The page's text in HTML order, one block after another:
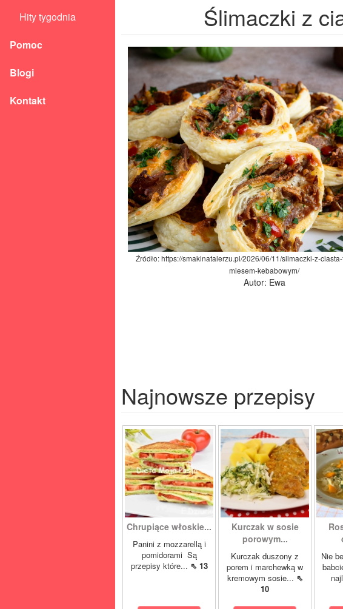
Hity tygodnia
Pomoc
Blogi
Kontakt
Ślimaczki z
Źródło: https://smakinatalerzu.pl/2026/06/11/slimaczki-z-
miesem-kebabowym/
Autor: Ewa
Najnowsze przepisy
Chrupiące włoskie...
Panini z mozzarellą i
pomidorami Są
przepisy które... ⇖ 13
Kurczak w sosie
porowym...
Kurczak duszony z
porem i marchewką w
kremowym sosie... ⇖
10
Nie